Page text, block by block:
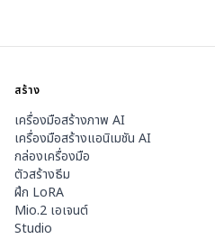
สร้าง
เครื่องมือสร้างภาพ AI
เครื่องมือสร้างแอนิเมชัน AI
กล่องเครื่องมือ
ตัวสร้างธีม
ฝึก LoRA
Mio.2 เอเจนต์
Studio